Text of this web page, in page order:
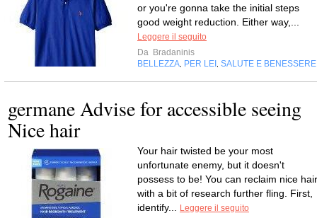
or you're gonna take the initial steps
good weight reduction. Either way,...
Leggere il seguito
Da Bradaninis
BELLEZZA PER LEI SALUTE E BENESSERE
germane Advise for accessible seeing
Nice hair
Your hair twisted be your most
unfortunate enemy, but it doesn't
possess to be! You can reclaim nice hair
with a bit of research further fling. First,
identify...
Leggere il seguito